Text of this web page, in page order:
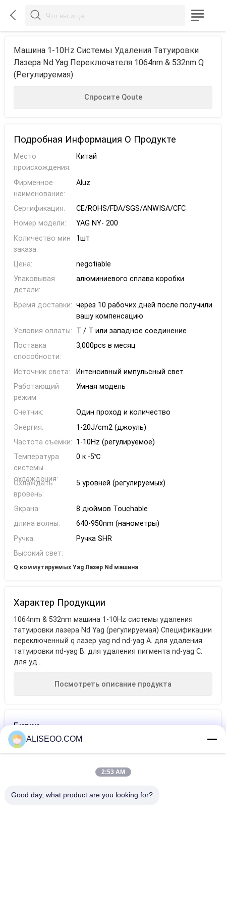
  
Машина 1-10Hz Системы Удаления Татуировки
Лазера Nd Yag Переключателя 1064nm & 532nm Q
(регулируемая)
Спросите Qoute
Подробная Информация О Продукте
Место
происхождения:
Китай
Фирменное
наименование:
Aluz
Сертификация:
CE/ROHS/FDA/SGS/ANWISA/CFC
Номер модели:
YAG NY- 200
Количество мин
заказа:
1шт
Цена:
negotiable
Упаковывая
детали:
алюминиевого сплава коробки
Время доставки: через 10 рабочих дней после получили
вашу компенсацию
Условия оплаты: T / T или западное соединение
Поставка
способности:
3,000pcs в месяц
Источник света:
Интенсивный импульсный свет
Работающий
режим:
Умная модель
Счетчик:
Один проход и количество
Энергия:
1-20J/cm2 (джоуль)
Частота съемки: 1-10Hz (регулируемое)
Температура
системы
охлаждения:
0 к -5℃
Охлаждать
вровень:
5 уровней (регулируемых)
Экрана:
8 дюймов Touchable
длина волны:
640-950nm (нанометры)
Ручка:
Ручка SHR
Высокий свет:
Q коммутируемых Yag Лазер Nd машина
Характер Продукции
1064nm & 532nm машина 1-10Hz системы удаления
татуировки лазера Nd Yag (регулируемая) Спецификации
переключенный q лазер yag nd nd-yag A. для удаления
татуировки nd-yag B. для удаления пигмента nd-yag C.
для уд...
Посмотреть описание продукта
Бирки
коммутируемых
машина
ALISEOO.COM
2:53 AM
Good day, what product are you looking for?